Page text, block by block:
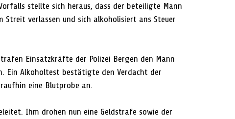
stellte sich heraus, dass der beteiligte Mann
Streit verlassen und sich alkoholisiert ans Steuer
Einsatzkräfte der Polizei Bergen den Mann
Ein Alkoholtest bestätigte den Verdacht der
eine Blutprobe an.
Ihm drohen nun eine Geldstrafe sowie der